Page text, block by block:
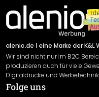
Newsletter An-/
Sendungsverfolgung
Impressum
Versand & Zahlung
Rücksendung
Widerrufsrecht
Datenschutzerklärung
Gewährleistung
alenio.de | eine Marke der K&L
Wir sind nicht nur im B2C
produzieren auch für viele
Digitaldrucke und
Folge uns